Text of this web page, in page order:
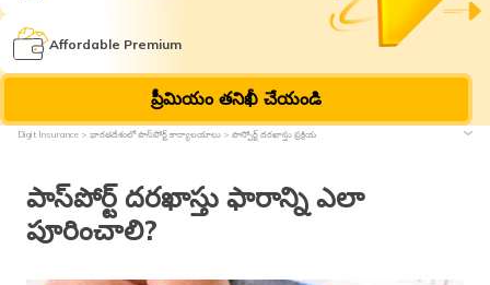
Affordable Premium
ప్రీమియం తనిఖీ చేయండి
Digit Insurance భారతదేశంలో పాస్‌పోర్ట్ కార్యాలయాలు పాస్పోర్ట్ దరఖాస్తు ప్రక్రియ
పాస్‌పోర్ట్ దరఖాస్తు ఫారాన్ని ఎలా
పూరించాలి?